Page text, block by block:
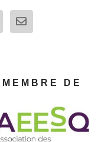
E
n
v
p
e
MEMBRE DE